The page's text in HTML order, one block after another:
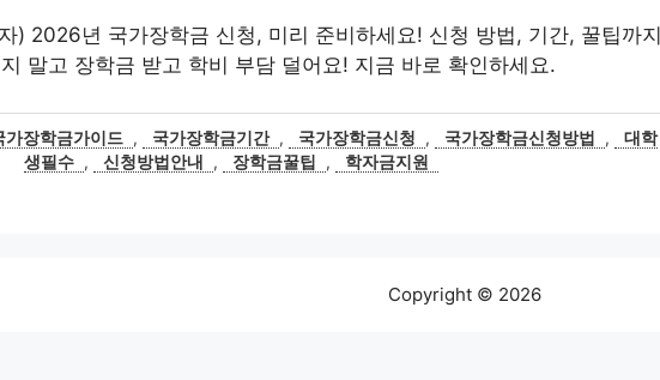
) 2026년 국가장학금 신청, 미리 준비하세요! 신청 방법, 기간, 꿀팁까지
말고 장학금 받고 학비 부담 덜어요! 지금 바로 확인하세요.
가장학금가이드 , 국가장학금기간 , 국가장학금신청 , 국가장학금신청방법 ,
대학
생필수 , 신청방법안내 , 장학금꿀팁 , 학자금지원
Copyright © 2026